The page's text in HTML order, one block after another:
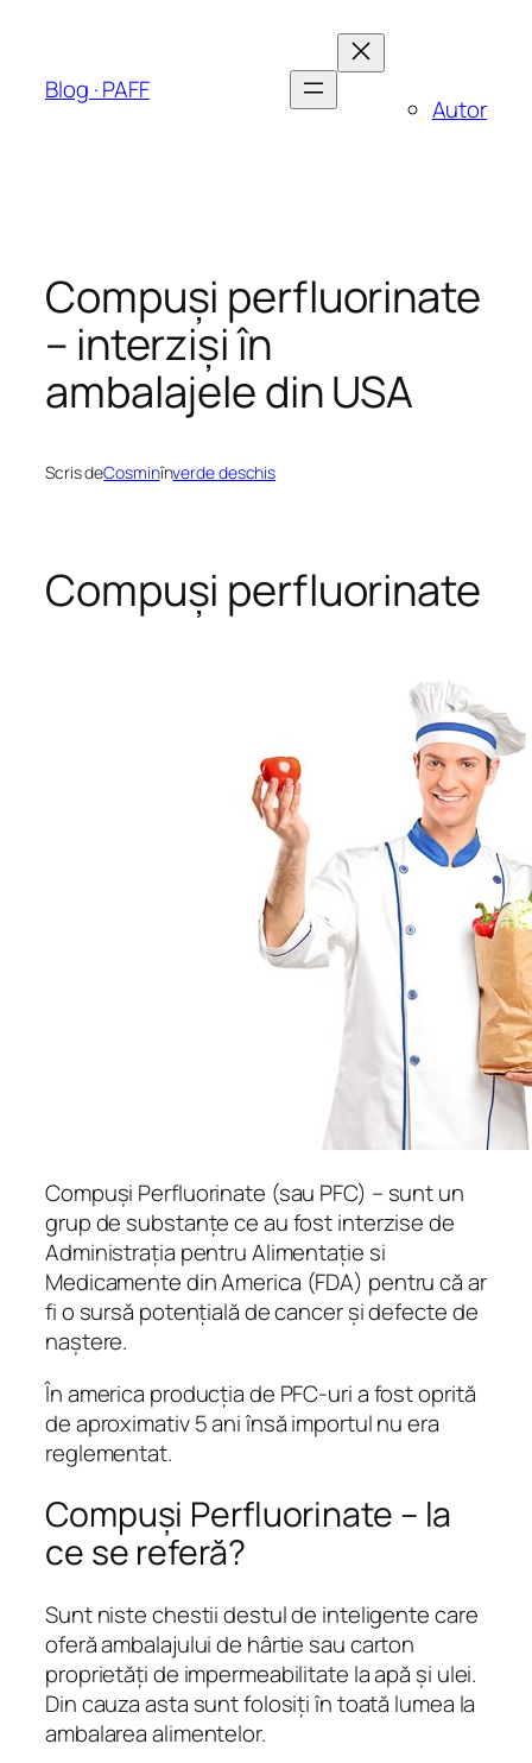
conținut
Blog · PAFF
Autor
Compuși perfluorinate
– interziși în
ambalajele din USA
Scris deCosminînverde deschis
Compuși perfluorinate
Compuși Perfluorinate (sau PFC) – sunt un
grup de substanțe ce au fost interzise de
Administrația pentru Alimentație si
Medicamente din America (FDA) pentru că ar
fi o sursă potențială de cancer și defecte de
naștere.
În america producția de PFC-uri a fost oprită
de aproximativ 5 ani însă importul nu era
reglementat.
Compuși Perfluorinate – la
ce se referă?
Sunt niste chestii destul de inteligente care
oferă ambalajului de hârtie sau carton
proprietăți de impermeabilitate la apă și ulei.
Din cauza asta sunt folosiți în toată lumea la
ambalarea alimentelor.